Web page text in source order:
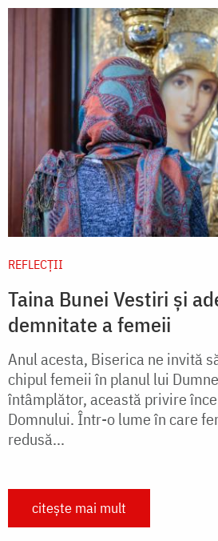
REFLECȚII
Taina Bunei Vestiri și
demnitate a femeii
Anul acesta, Biserica ne invită
chipul femeii în planul lui
întâmplător, această privire
Domnului. Într-o lume în care
redusă...
citește mai mult